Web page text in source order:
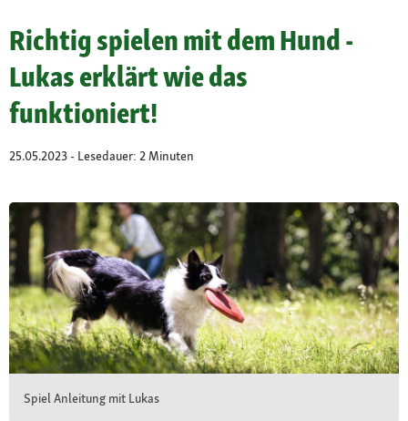
Richtig spielen mit dem Hund -
Lukas erklärt wie das
funktioniert!
25.05.2023 - Lesedauer: 2 Minuten
Spiel Anleitung mit Lukas